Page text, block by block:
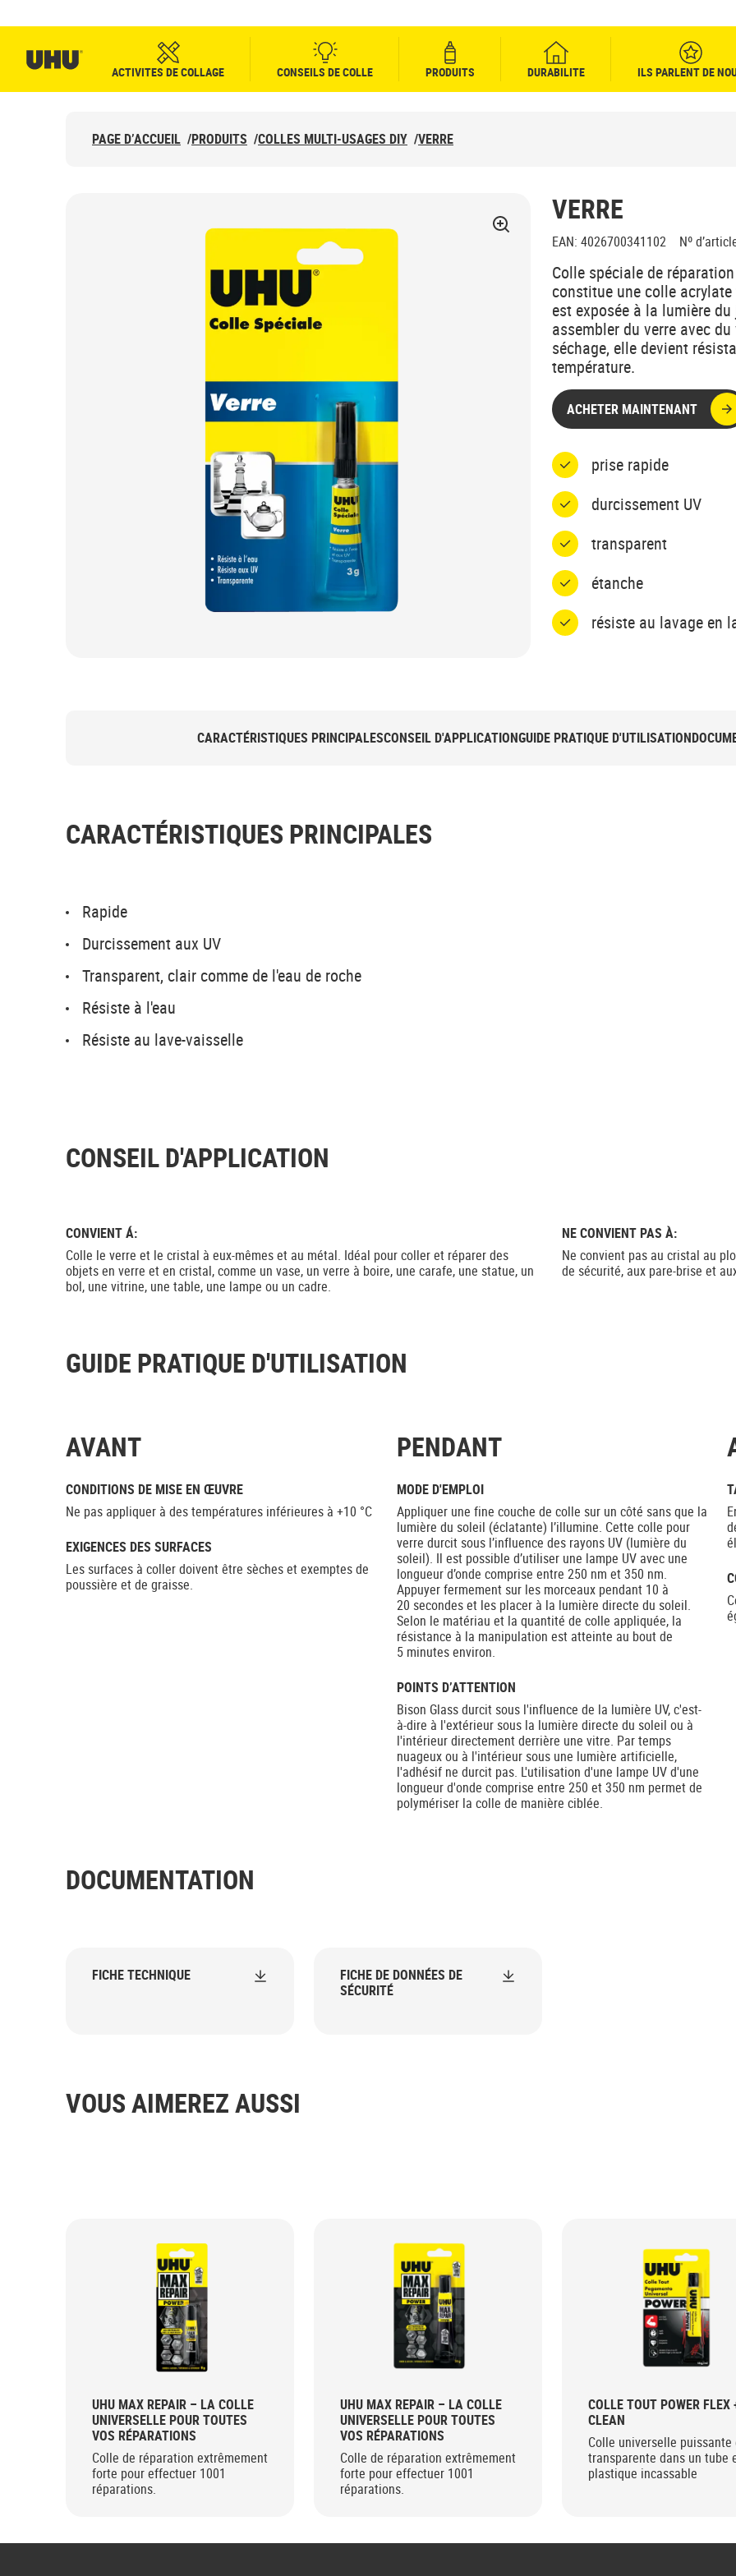
ACTIVITES DE COLLAGE CONSEILS DE COLLE PRODUITS DURABILITE ILS PARLENT DE
PAGE D’ACCUEIL /PRODUITS /COLLES MULTI-USAGES DIY /VERRE
VERRE
EAN: 4026700341102 Nº
Colle spéciale de
constitue une colle
est exposée à la lumière
assembler du verre avec
séchage, elle devient
température.
ACHETER MAINTENANT
prise rapide
durcissement UV
transparent
étanche
résiste au lavage en
CARACTÉRISTIQUES PRINCIPALESCONSEIL D'APPLICATIONGUIDE PRATIQUE D'UTILISATION
CARACTÉRISTIQUES PRINCIPALES
Rapide
Durcissement aux UV
Transparent, clair comme de l'eau de roche
Résiste à l'eau
Résiste au lave-vaisselle
CONSEIL D'APPLICATION
CONVIENT Á:
Colle le verre et le cristal à eux-mêmes et au métal. Idéal pour coller et réparer des
objets en verre et en cristal, comme un vase, un verre à boire, une carafe, une statue, un
bol, une vitrine, une table, une lampe ou un cadre.
NE CONVIENT PAS À:
Ne convient pas au cristal au
de sécurité, aux pare-brise et
GUIDE PRATIQUE D'UTILISATION
AVANT
CONDITIONS DE MISE EN ŒUVRE
Ne pas appliquer à des températures inférieures à +10 °C
EXIGENCES DES SURFACES
Les surfaces à coller doivent être sèches et exemptes de
poussière et de graisse.
PENDANT
MODE D'EMPLOI
Appliquer une fine couche de colle sur un côté sans que la
lumière du soleil (éclatante) l’illumine. Cette colle pour
verre durcit sous l’influence des rayons UV (lumière du
soleil). Il est possible d’utiliser une lampe UV avec une
longueur d’onde comprise entre 250 nm et 350 nm.
Appuyer fermement sur les morceaux pendant 10 à
20 secondes et les placer à la lumière directe du soleil.
Selon le matériau et la quantité de colle appliquée, la
résistance à la manipulation est atteinte au bout de
5 minutes environ.
POINTS D’ATTENTION
Bison Glass durcit sous l'influence de la lumière UV, c'est-
à-dire à l'extérieur sous la lumière directe du soleil ou à
l'intérieur directement derrière une vitre. Par temps
nuageux ou à l'intérieur sous une lumière artificielle,
l'adhésif ne durcit pas. L'utilisation d'une lampe UV d'une
longueur d'onde comprise entre 250 et 350 nm permet de
polymériser la colle de manière ciblée.
DOCUMENTATION
FICHE TECHNIQUE
FICHE DE DONNÉES DE
SÉCURITÉ
VOUS AIMEREZ AUSSI
UHU MAX REPAIR – LA COLLE
UNIVERSELLE POUR TOUTES
VOS RÉPARATIONS
Colle de réparation extrêmement
forte pour effectuer 1001
réparations.
UHU MAX REPAIR – LA COLLE
UNIVERSELLE POUR TOUTES
VOS RÉPARATIONS
Colle de réparation extrêmement
forte pour effectuer 1001
réparations.
COLLE TOUT POWER FLEX
CLEAN
Colle universelle puissante
transparente dans un tube
plastique incassable